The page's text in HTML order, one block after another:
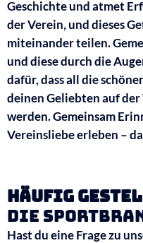
Geschichte und atmet
der Verein, und dieses
miteinander teilen.
und diese durch die
dafür, dass all die
deinen Geliebten auf der
werden. Gemeinsam
Vereinsliebe erleben –
Häufig
die
Hast du eine Frage zu